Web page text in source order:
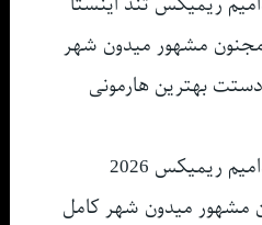
مشهور میدون شهر
بهترین هارمونی
ریمیکس 2026
مشهور میدون شهر کامل